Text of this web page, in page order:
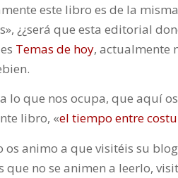
este libro es de la
¿¿será que esta editorial
Temas de hoy, actualmente
lo que nos ocupa, que aquí
libro, «el tiempo entre
os animo a que visitéis su
que no se animen a leerlo,